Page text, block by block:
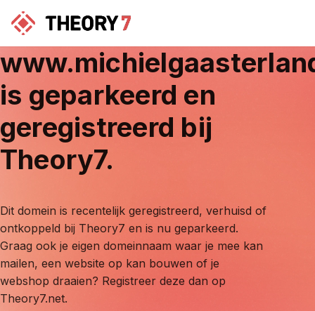
is geparkeerd en
geregistreerd bij
Theory7.
Dit domein is recentelijk geregistreerd, verhuisd of
ontkoppeld bij Theory7 en is nu geparkeerd.
Graag ook je eigen domeinnaam waar je mee kan
mailen, een website op kan bouwen of je
webshop draaien? Registreer deze dan op
Theory7.net.